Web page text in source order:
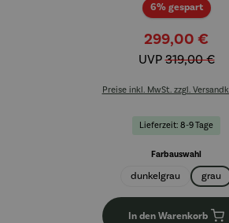
6% gespartRabatt
299,00 €
UVP319,00 €
Preise inkl. MwSt. zzgl.
Lieferzeit: 8-9 Tage
Farbauswahl
dunkelgrau grau
In den Warenkorb